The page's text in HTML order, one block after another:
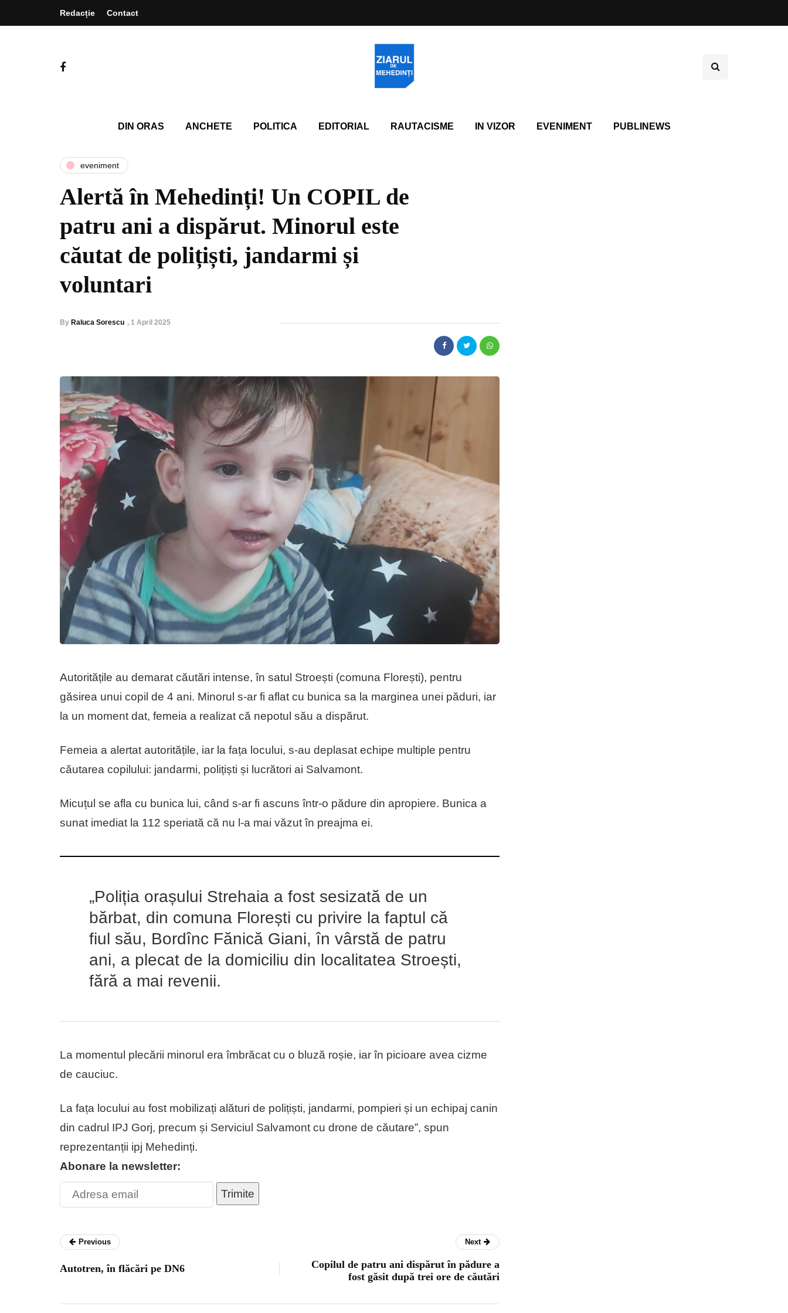
Redacție Contact
DIN ORAS ANCHETE POLITICA EDITORIAL RAUTACISME IN VIZOR EVENIMENT PUBLINEWS
eveniment
Alertă în Mehedinți! Un COPIL de
patru ani a dispărut. Minorul este
căutat de polițiști, jandarmi și
voluntari
By Raluca Sorescu , 1 April 2025
Autoritățile au demarat căutări intense, în satul Stroești (comuna Florești), pentru
găsirea unui copil de 4 ani. Minorul s-ar fi aflat cu bunica sa la marginea unei păduri, iar
la un moment dat, femeia a realizat că nepotul său a dispărut.
Femeia a alertat autoritățile, iar la fața locului, s-au deplasat echipe multiple pentru
căutarea copilului: jandarmi, polițiști și lucrători ai Salvamont.
Micuțul se afla cu bunica lui, când s-ar fi ascuns într-o pădure din apropiere. Bunica a
sunat imediat la 112 speriată că nu l-a mai văzut în preajma ei.
„Poliția orașului Strehaia a fost sesizată de un
bărbat, din comuna Florești cu privire la faptul că
fiul său, Bordînc Fănică Giani, în vârstă de patru
ani, a plecat de la domiciliu din localitatea Stroești,
fără a mai revenii.
La momentul plecării minorul era îmbrăcat cu o bluză roșie, iar în picioare avea cizme
de cauciuc.
La fața locului au fost mobilizați alături de polițiști, jandarmi, pompieri și un echipaj canin
din cadrul IPJ Gorj, precum și Serviciul Salvamont cu drone de căutare”, spun
reprezentanții ipj Mehedinți.
Abonare la newsletter:
Trimite
Previous
Autotren, în flăcări pe DN6
Next
Copilul de patru ani dispărut în pădure a
fost găsit după trei ore de căutări